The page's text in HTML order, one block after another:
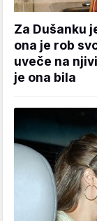
Za Dušanku
ona je rob
uveče na
je ona bila